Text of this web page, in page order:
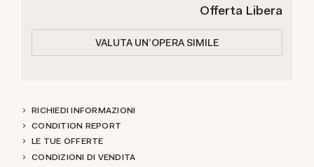
Offerta Libera
VALUTA UN'OPERA SIMILE
RICHIEDI INFORMAZIONI
CONDITION REPORT
LE TUE OFFERTE
CONDIZIONI DI VENDITA